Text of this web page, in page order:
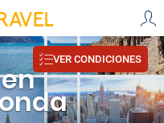
VER CONDICIONES